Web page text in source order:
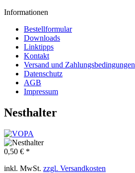
Informationen
Bestellformular
Downloads
Linktipps
Kontakt
Versand und Zahlungsbedingungen
Datenschutz
AGB
Impressum
Nesthalter
0,50 € *
inkl. MwSt. zzgl. Versandkosten